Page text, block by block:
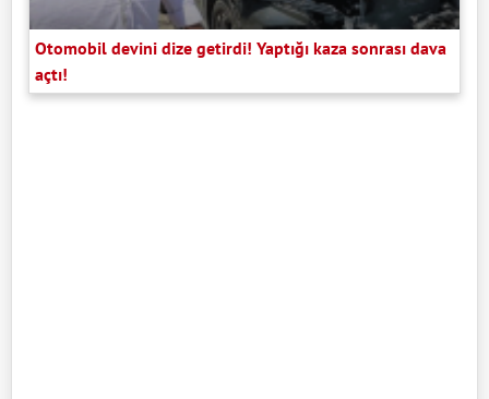
Otomobil devini dize getirdi! Yaptığı kaza sonrası dava
açtı!